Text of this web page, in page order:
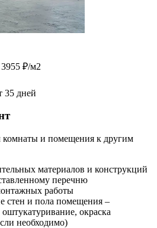
3955 ₽/м2
35 дней
комнаты и помещения к другим
материалов и конструкций
перечню
работы
стен и пола помещения –
окраска
необходимо)